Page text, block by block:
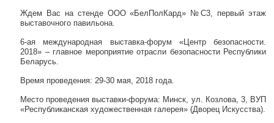
Ждем Вас на стенде OOO «БелПолКард» №С3, первый этаж
выставочного павильона.
6-ая международная выставка-форум «Центр безопасности.
2018» – главное мероприятие отрасли безопасности Республики
Беларусь.
Время проведения: 29-30 мая, 2018 года.
Место проведения выставки-форума: Минск, ул. Козлова, 3, ВУП
«Республиканская художественная галерея» (Дворец Искусства).